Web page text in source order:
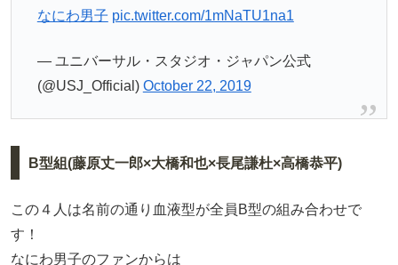
なにわ男子 pic.twitter.com/1mNaTU1na1
— ユニバーサル・スタジオ・ジャパン公式
(@USJ_Official) October 22, 2019
B型組(藤原丈一郎×大橋和也×長尾謙杜×高橋恭平)
この４人は名前の通り血液型が全員B型の組み合わせで
す！
なにわ男子のファンからは